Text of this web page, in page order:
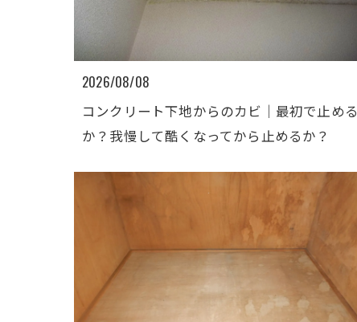
2026/08/08
コンクリート下地からのカビ｜最初で止める
か？我慢して酷くなってから止めるか？